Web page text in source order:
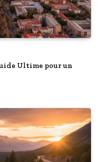
Ultime pour un